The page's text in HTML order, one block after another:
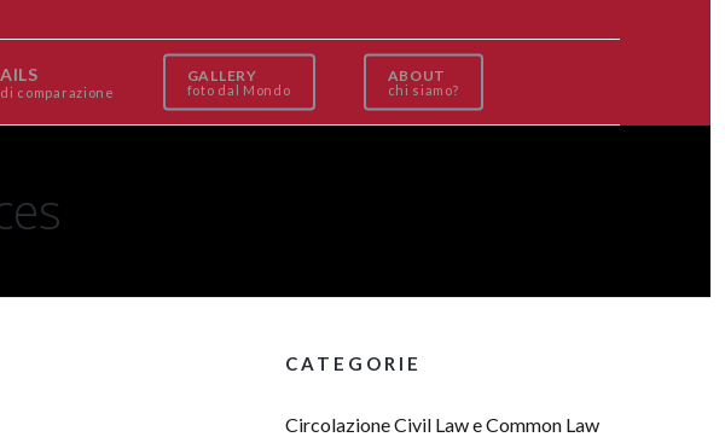
comparazione
GALLERY
foto dal Mondo
ABOUT
chi siamo?
CATEGORIE
Circolazione Civil Law e Common Law